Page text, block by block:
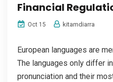
Financial
Oct 15 kitamdiarra
European languages are
The languages only differ
pronunciation and their